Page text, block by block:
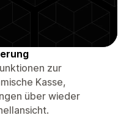
zur
Kasse,
über wieder